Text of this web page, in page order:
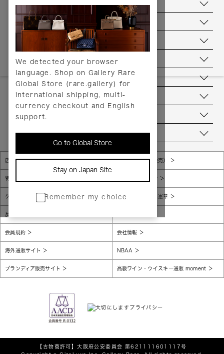
We detected your browser
language. Shop on Gallery Rare
Global Store (rare.gallery) for
international shipping, multi-
currency checkout and English
support.
Go to Global Store
Stay on Japan Site
Remember my choice
お支払いについて
配送について
送料について
返品について
ヘルプ
お問い合わせ
当店について
店舗一覧 販売規約（店頭販売）
特定商取引法に基づく表示 個人情報保護方針
グローバルプライバシーポリシー コンプライアンス憲章
反社会的勢力に対する基本方針
会員規約 会社情報
海外通販サイト NBAA
ブランディア販売サイト 高級ワイン・ウイスキー通販 moment
【古物商許可】大阪府公安委員会 第621111601117号